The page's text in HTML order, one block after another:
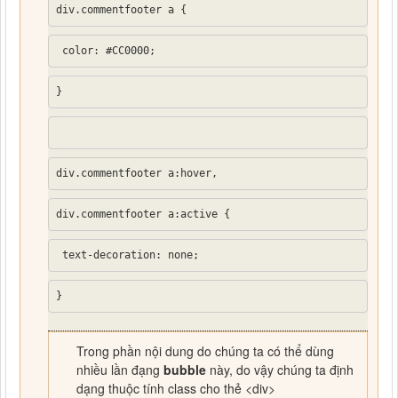
div.commentfooter a {
color: #CC0000;
}
div.commentfooter a:hover,
div.commentfooter a:active {
text-decoration: none;
}
Trong phần nội dung do chúng ta có thể dùng
nhiều lần đạng bubblenày, do vậy chúng ta định
dạng thuộc tính class cho thẻ <div>